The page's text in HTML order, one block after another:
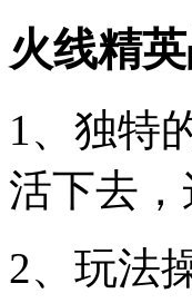
火线精
1、独特
活下去
2、玩法